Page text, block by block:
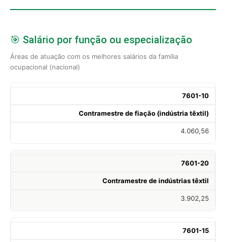
🎯 Salário por função ou especialização
Áreas de atuação com os melhores salários da família
ocupacional (nacional)
7601-10
Contramestre de fiação (indústria têxtil)
4.060,56
7601-20
Contramestre de indústrias têxtil
3.902,25
7601-15